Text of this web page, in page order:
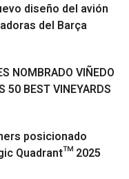
diseño del avión
del Barça
NOMBRADO VIÑEDO
50 BEST VINEYARDS
posicionado
Quadrant™ 2025